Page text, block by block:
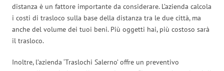
distanza è un fattore importante da considerare. L’azienda calcola
i costi di trasloco sulla base della distanza tra le due città, ma
anche del volume dei tuoi beni. Più oggetti hai, più costoso sarà
il trasloco.
Inoltre, l’azienda ‘Traslochi Salerno’ offre un preventivo